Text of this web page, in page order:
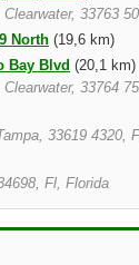
33763
North (19,6 km)
Bay Blvd (20,1 km)
33764
33619 4320,
Fl, Florida
(25,0 km)
33763